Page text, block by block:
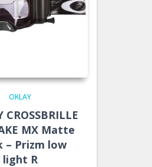
OKLAY
CROSSBRILLE
MX Matte
– Prizm low
light R